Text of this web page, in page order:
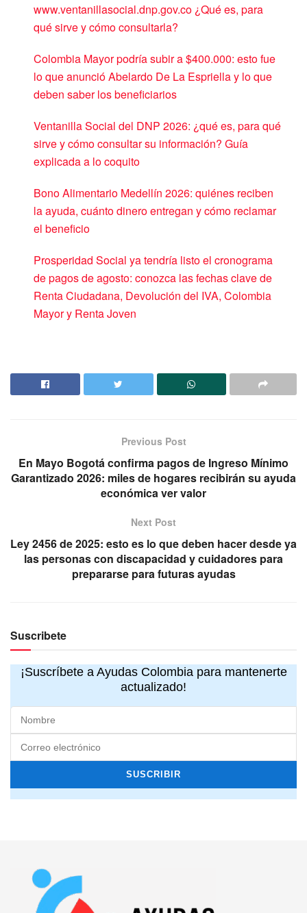
www.ventanillasocial.dnp.gov.co ¿Qué es, para
qué sirve y cómo consultarla?
Colombia Mayor podría subir a $400.000: esto fue
lo que anunció Abelardo De La Espriella y lo que
deben saber los beneficiarios
Ventanilla Social del DNP 2026: ¿qué es, para qué
sirve y cómo consultar su información? Guía
explicada a lo coquito
Bono Alimentario Medellín 2026: quiénes reciben
la ayuda, cuánto dinero entregan y cómo reclamar
el beneficio
Prosperidad Social ya tendría listo el cronograma
de pagos de agosto: conozca las fechas clave de
Renta Ciudadana, Devolución del IVA, Colombia
Mayor y Renta Joven
Previous Post
En Mayo Bogotá confirma pagos de Ingreso Mínimo
Garantizado 2026: miles de hogares recibirán su ayuda
económica ver valor
Next Post
Ley 2456 de 2025: esto es lo que deben hacer desde ya
las personas con discapacidad y cuidadores para
prepararse para futuras ayudas
Suscribete
¡Suscríbete a Ayudas Colombia para mantenerte
actualizado!